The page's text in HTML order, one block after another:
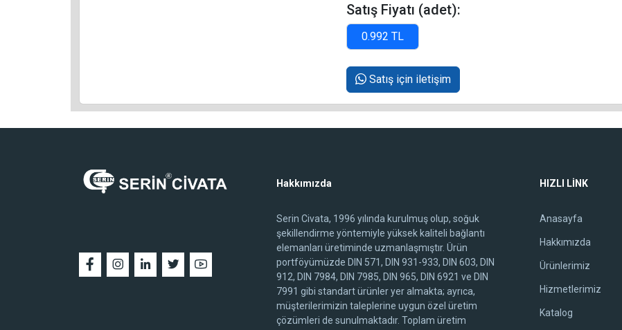
Satış Fiyatı (adet):
Satış için iletişim
Hakkımızda
Serin Civata, 1996 yılında kurulmuş olup, soğuk
şekillendirme yöntemiyle yüksek kaliteli bağlantı
elemanları üretiminde uzmanlaşmıştır. Ürün
portföyümüzde DIN 571, DIN 931-933, DIN 603, DIN
912, DIN 7984, DIN 7985, DIN 965, DIN 6921 ve DIN
7991 gibi standart ürünler yer almakta; ayrıca,
müşterilerimizin taleplerine uygun özel üretim
çözümleri de sunulmaktadır. Toplam üretim
HIZLI LİNK
Anasayfa
Hakkımızda
Ürünlerimiz
Hizmetlerimiz
Katalog